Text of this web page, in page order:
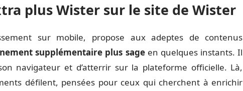
plus Wister sur le site de Wister
sur mobile, propose aux adeptes de contenus
supplémentaire plus sageen quelques instants. Il
navigateur et d’atterrir sur la plateforme officielle. Là,
défilent, pensées pour ceux qui cherchent à enrichir